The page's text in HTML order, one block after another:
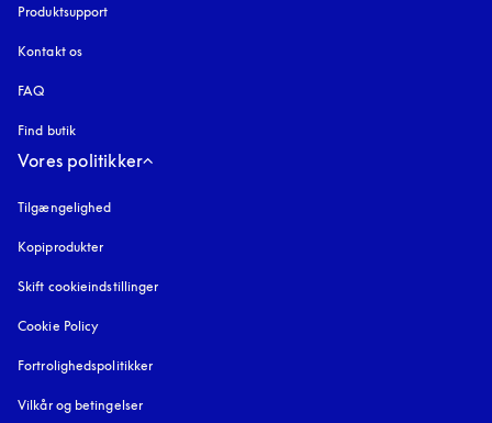
Produktsupport
Kontakt os
FAQ
Find butik
Vores politikker
Tilgængelighed
Kopiprodukter
Skift cookieindstillinger
Cookie Policy
Fortrolighedspolitikker
Vilkår og betingelser